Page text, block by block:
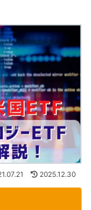
2025.12.30